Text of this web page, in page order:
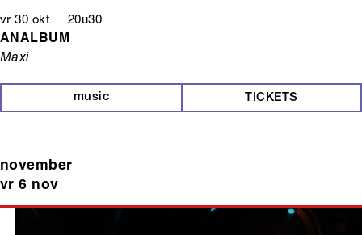
vr 30 okt 20u30
ANALBUM
Maxi
music TICKETS
november
vr 6 nov